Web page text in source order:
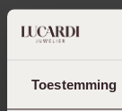
Toestemming
Verzameld
Trusted shops
Filter